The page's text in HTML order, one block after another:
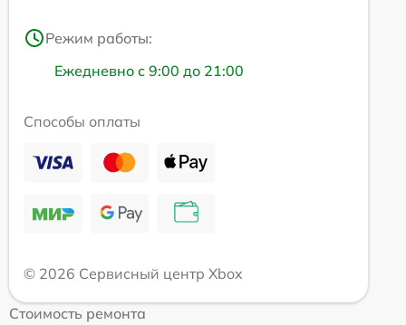
Режим работы:
Ежедневно с 9:00 до 21:00
Способы оплаты
© 2026 Сервисный центр Xbox
Стоимость ремонта